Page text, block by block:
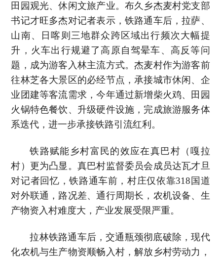
田园观光、休闲文旅产业。布久乡杰麦村党支部
书记才旺多杰对记者表示，铁路通车后，拉萨、
山南、日喀则三地群众跨区域出行频次大幅提
升，火车出行规避了高原自驾晕车、高反等问
题，成为游客入林主流方式。杰麦村作为游客前
往林芝各大景区的必经节点，承接城市休闲、企
业团建等客流需求，今年通过新增柴火鸡、田园
火锅特色餐饮、升级硬件设施，完成旅游服务体
系迭代，进一步承接铁路引流红利。
铁路赋能乡村富民的效应在真巴村（嘎拉
村）更为凸显。真巴村监督委员会成员达瓦才旦
对记者回忆，铁路通车前，村庄仅依靠318国道
对外联通，路况差、通行周期长，农机设备、生
产物资入村难度大，产业发展受限严重。
拉林铁路通车后，交通瓶颈彻底破除，现代
化农机与生产物资顺畅入村，解放乡村劳动力，